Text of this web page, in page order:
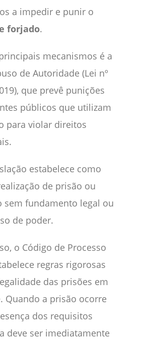
a impedir e punir o
forjado.
mecanismos é a
de Autoridade (Lei nº
que prevê punições
públicos que utilizam
para violar direitos
estabelece como
de prisão ou
sem fundamento legal ou
de poder.
o Código de Processo
regras rigorosas
das prisões em
Quando a prisão ocorre
dos requisitos
deve ser imediatamente